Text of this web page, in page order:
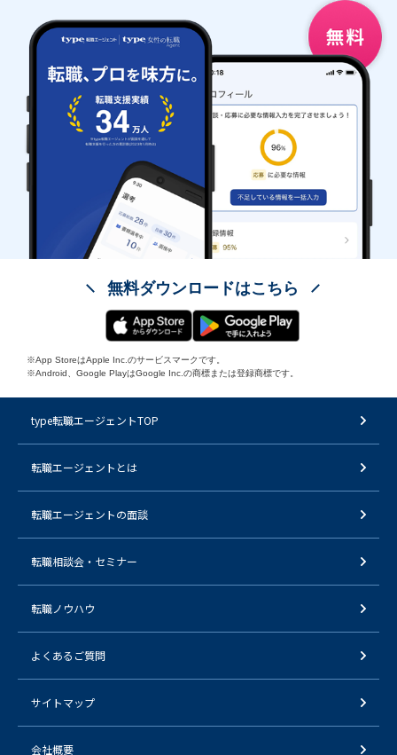
無料ダウンロードはこちら
※App StoreはApple Inc.のサービスマークです。
※Android、Google PlayはGoogle Inc.の商標または登録商標です。
type転職エージェントTOP
転職エージェントとは
転職エージェントの面談
転職相談会・セミナー
転職ノウハウ
よくあるご質問
サイトマップ
会社概要